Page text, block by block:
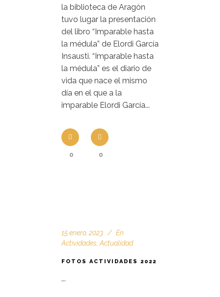
la biblioteca de Aragón
tuvo lugar la presentación
del libro “Imparable hasta
la médula” de Elordi García
Insausti. “Imparable hasta
la médula” es el diario de
vida que nace el mismo
día en el que a la
imparable Elordi García...
0 0
15 enero, 2023
En
Actividades Actualidad
FOTOS ACTIVIDADES 2022
...